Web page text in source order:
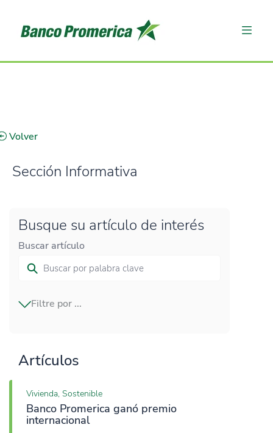
Volver
Sección Informativa
Busque su artículo de interés
Buscar artículo
Filtre por ...
PYMES
Artículos
Vivienda, Sostenible
Banco Promerica ganó premio
internacional